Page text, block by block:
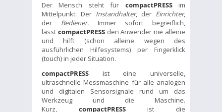
Der Mensch steht für compactPRESSim
Mittelpunkt: Der Instandhalter, der Einrichter,
der Bediener. Immer sofort begreiflich,
lässt compactPRESS den Anwender nie alleine
und hilft (schon alleine wegen des
ausführlichen Hilfesystems) per Fingerklick
(touch) in jeder Situation.
compactPRESS ist eine universelle,
ultraschnelle Messmaschine für alle analogen
und digitalen Sensorsignale rund um das
Werkzeug und die Maschine.
Kurz, compactPRESSist die